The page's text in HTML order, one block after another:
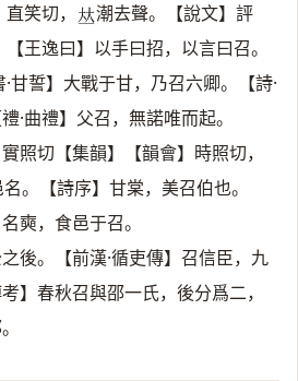
笑切， 𠀤潮去聲。【說文】評
【王逸曰】以手曰招，以言曰召。
·甘誓】大戰于甘，乃召六卿。【詩·
·曲禮】父召，無諾唯而起。
照切【集韻】【韻會】時照切，
。【詩序】甘棠，美召伯也。
奭，食邑于召。
後。【前漢·循吏傳】召信臣，九
】春秋召與邵一氏，後分爲二，